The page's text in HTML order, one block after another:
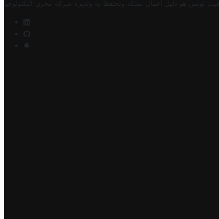
تونس هو دليل أعمال تملكه وتحتفظ به وتديره شركة مخزن التكنولوجيا